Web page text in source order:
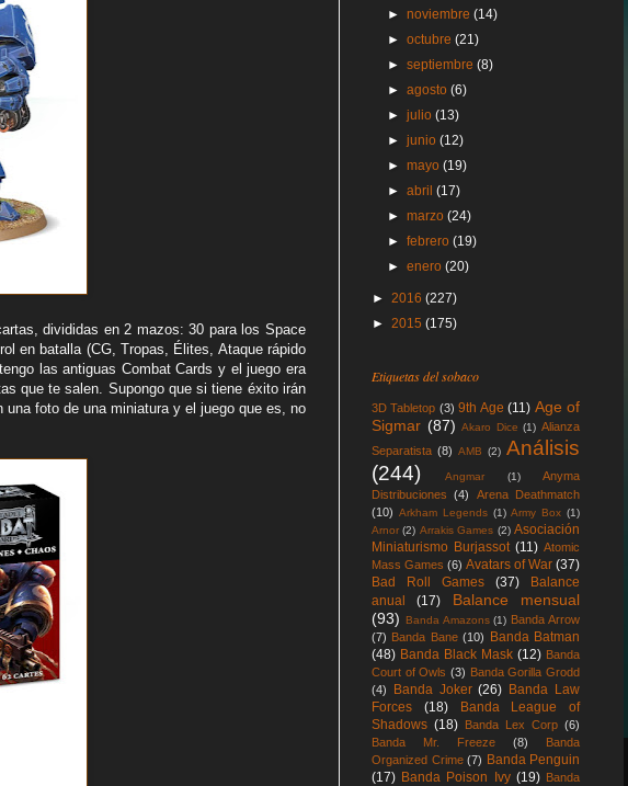
divididas en 2 mazos: 30 para los Space
en batalla (CG, Tropas, Élites, Ataque rápido
las antiguas Combat Cards y el juego era
que te salen. Supongo que si tiene éxito irán
foto de una miniatura y el juego que es, no
►noviembre(14)
►octubre(21)
►septiembre(8)
►agosto(6)
►julio(13)
►junio(12)
►mayo(19)
►abril(17)
►marzo(24)
►febrero(19)
►enero(20)
► 2016 (227)
► 2015 (175)
Etiquetas del sobaco
3D Tabletop (3) 9th Age (11) Age of
Sigmar (87) Akaro Dice (1) Alianza
Separatista (8) AMB (2) Análisis
(244)
Angmar (1)
Anyma
Distribuciones
(4)
Arena Deathmatch
(10) Arkham Legends (1) Army Box (1)
Arnor (2) Arrakis Games (2) Asociación
Miniaturismo Burjassot (11) Atomic
Mass Games (6) Avatars of War (37)
Bad Roll Games
(37)
Balance
anual
(17)
Balance mensual
(93)
Banda Amazons (1) Banda Arrow
(7) Banda Bane (10)
Banda Batman
(48) Banda Black Mask (12) Banda
Court of Owls (3) Banda Gorilla Grodd
(4)
Banda Joker (26) Banda Law
Forces
(18)
Banda League of
Shadows (18) Banda Lex Corp (6)
Banda Mr. Freeze
(8)
Banda
Organized Crime (7) Banda Penguin
(17) Banda Poison Ivy (19) Banda